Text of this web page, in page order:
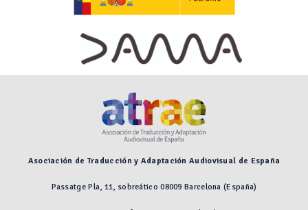
Asociación de Traducción y Adaptación Audiovisual de España
Passatge Pla, 11, sobreático 08009 Barcelona (España)